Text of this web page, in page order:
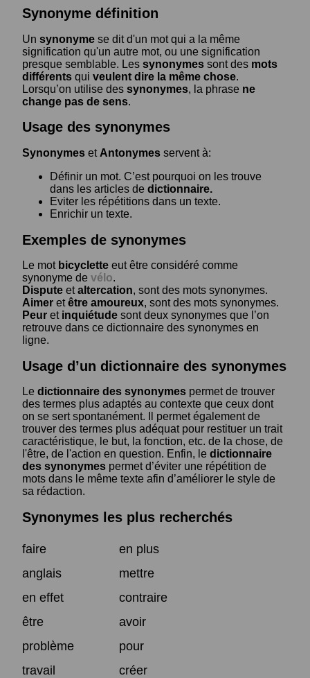
Synonyme définition
Un synonyme se dit d'un mot qui a la même
signification qu'un autre mot, ou une signification
presque semblable. Les synonymes sont des mots
différents qui veulent dire la même chose.
Lorsqu’on utilise des synonymes, la phrase ne
change pas de sens.
Usage des synonymes
Synonymes et Antonymes servent à:
Définir un mot. C’est pourquoi on les trouve
dans les articles de dictionnaire.
Eviter les répétitions dans un texte.
Enrichir un texte.
Exemples de synonymes
Le mot bicyclette eut être considéré comme
synonyme de vélo.
Dispute etaltercation, sont des mots synonymes.
Aimer etêtre amoureux, sont des mots synonymes.
Peur et inquiétude sont deux synonymes que l’on
retrouve dans ce dictionnaire des synonymes en
ligne.
Usage d’un dictionnaire des synonymes
Le dictionnaire des synonymes permet de trouver
des termes plus adaptés au contexte que ceux dont
on se sert spontanément. Il permet également de
trouver des termes plus adéquat pour restituer un trait
caractéristique, le but, la fonction, etc. de la chose, de
l'être, de l'action en question. Enfin, le dictionnaire
des synonymes permet d’éviter une répétition de
mots dans le même texte afin d’améliorer le style de
sa rédaction.
Synonymes les plus recherchés
faire
en plus
anglais
mettre
en effet
contraire
être
avoir
problème
pour
travail
créer